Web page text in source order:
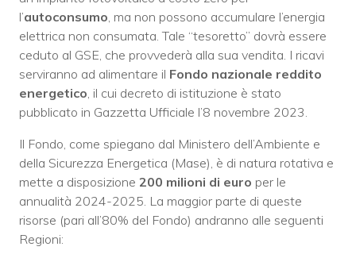
l’autoconsumo, ma non possono accumulare l’energia
elettrica non consumata. Tale “tesoretto” dovrà essere
ceduto al GSE, che provvederà alla sua vendita. I ricavi
serviranno ad alimentare il Fondo nazionale reddito
energetico, il cui decreto di istituzione è stato
pubblicato in Gazzetta Ufficiale l’8 novembre 2023.
Il Fondo, come spiegano dal Ministero dell’Ambiente e
della Sicurezza Energetica (Mase), è di natura rotativa e
mette a disposizione 200 milioni di euro per le
annualità 2024-2025. La maggior parte di queste
risorse (pari all’80% del Fondo) andranno alle seguenti
Regioni: